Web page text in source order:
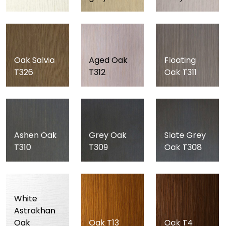
Oak Salvia
T326
Aged Oak
T312
Floating
Oak T311
Ashen Oak
T310
Grey Oak
T309
Slate Grey
Oak T308
White
Astrakhan
Oak
Oak T13 Oak T4